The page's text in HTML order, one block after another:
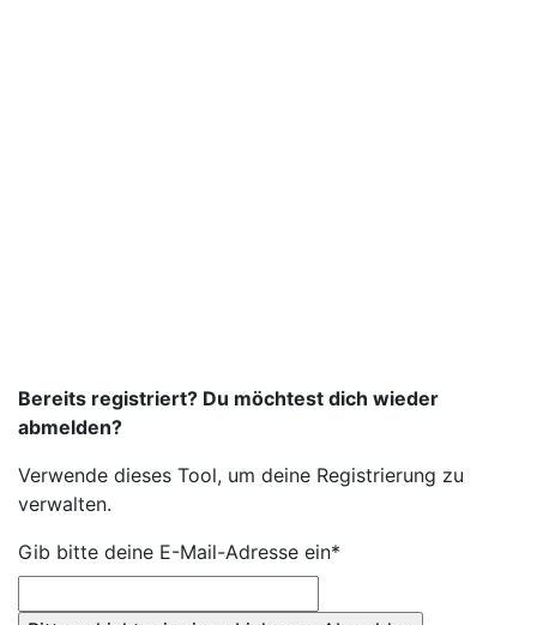
Bereits registriert? Du möchtest dich wieder
abmelden?
Verwende dieses Tool, um deine Registrierung zu
verwalten.
Gib bitte deine E-Mail-Adresse ein*